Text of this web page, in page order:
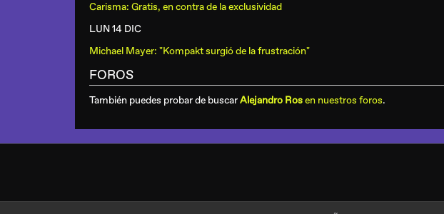
Carisma: Gratis, en contra de la exclusividad
LUN 14 DIC
Michael Mayer: "Kompakt surgió de la frustración"
FOROS
También puedes probar de buscarAlejandro Rosen nuestros foros.